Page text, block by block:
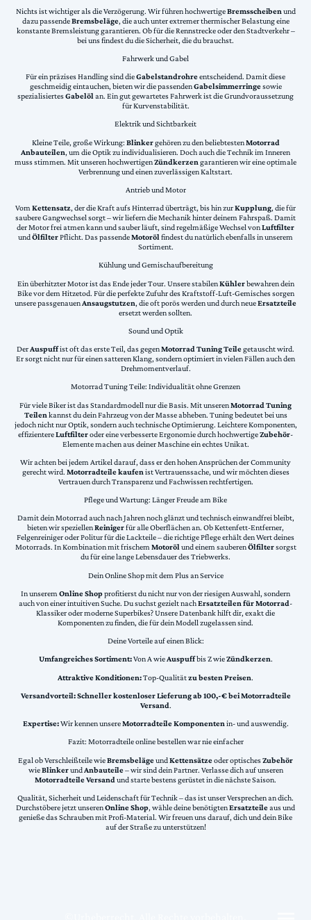
Nichts ist wichtiger als die Verzögerung. Wir führen hochwertigeBremsscheiben und
dazu passendeBremsbeläge, die auch unter extremer thermischer Belastung eine
konstante Bremsleistung garantieren. Ob für die Rennstrecke oder den Stadtverkehr –
bei uns findest du die Sicherheit, die du brauchst.
Fahrwerk und Gabel
Für ein präzises Handling sind dieGabelstandrohreentscheidend. Damit diese
geschmeidig eintauchen, bieten wir die passendenGabelsimmerringesowie
spezialisiertesGabelölan. Ein gut gewartetes Fahrwerk ist die Grundvoraussetzung
für Kurvenstabilität.
Elektrik und Sichtbarkeit
Kleine Teile, große Wirkung: Blinkergehören zu den beliebtestenMotorrad
Anbauteilen, um die Optik zu individualisieren. Doch auch die Technik im Inneren
muss stimmen. Mit unseren hochwertigenZündkerzen garantieren wir eine optimale
Verbrennung und einen zuverlässigen Kaltstart.
Antrieb und Motor
VomKettensatz, der die Kraft aufs Hinterrad überträgt, bis hin zurKupplung, die für
saubere Gangwechsel sorgt – wir liefern die Mechanik hinter deinem Fahrspaß. Damit
der Motor frei atmen kann und sauber läuft, sind regelmäßige Wechsel vonLuftfilter
undÖlfilterPflicht. Das passendeMotorölfindest du natürlich ebenfalls in unserem
Sortiment.
Kühlung und Gemischaufbereitung
Ein überhitzter Motor ist das Ende jeder Tour. Unsere stabilenKühlerbewahren dein
Bike vor dem Hitzetod. Für die perfekte Zufuhr des Kraftstoff-Luft-Gemisches sorgen
unsere passgenauenAnsaugstutzen, die oft porös werden und durch neueErsatzteile
ersetzt werden sollten.
Sound und Optik
DerAuspuffist oft das erste Teil, das gegenMotorrad Tuning Teilegetauscht wird.
Er sorgt nicht nur für einen satteren Klang, sondern optimiert in vielen Fällen auch den
Drehmomentverlauf.
Motorrad Tuning Teile: Individualität ohne Grenzen
Für viele Biker ist das Standardmodell nur die Basis. Mit unserenMotorrad Tuning
Teilen kannst du dein Fahrzeug von der Masse abheben. Tuning bedeutet bei uns
jedoch nicht nur Optik, sondern auch technische Optimierung. Leichtere Komponenten,
effizientereLuftfilteroder eine verbesserte Ergonomie durch hochwertigeZubehör-
Elemente machen aus deiner Maschine ein echtes Unikat.
Wir achten bei jedem Artikel darauf, dass er den hohen Ansprüchen der Community
gerecht wird. Motorradteile kaufen ist Vertrauenssache, und wir möchten dieses
Vertrauen durch Transparenz und Fachwissen rechtfertigen.
Pflege und Wartung: Länger Freude am Bike
Damit dein Motorrad auch nach Jahren noch glänzt und technisch einwandfrei bleibt,
bieten wir speziellenReinigerfür alle Oberflächen an. Ob Kettenfett-Entferner,
Felgenreiniger oder Politur für die Lackteile – die richtige Pflege erhält den Wert deines
Motorrads. In Kombination mit frischemMotorölund einem sauberenÖlfiltersorgst
du für eine lange Lebensdauer des Triebwerks.
Dein Online Shop mit dem Plus an Service
In unserem Online Shopprofitierst du nicht nur von der riesigen Auswahl, sondern
auch von einer intuitiven Suche. Du suchst gezielt nachErsatzteilen für Motorrad-
Klassiker oder moderne Superbikes? Unsere Datenbank hilft dir, exakt die
Komponenten zu finden, die für dein Modell zugelassen sind.
Deine Vorteile auf einen Blick:
Umfangreiches Sortiment:Von A wieAuspuffbis Z wieZündkerzen.
Attraktive Konditionen:Top-Qualitätzu besten Preisen.
Versandvorteil:Schneller kostenloser Lieferung ab 100,-€ bei Motorradteile
Versand.
Expertise:Wir kennen unsereMotorradteile Komponentenin- und auswendig.
Fazit: Motorradteile online bestellen war nie einfacher
Egal ob Verschleißteile wieBremsbelägeundKettensätzeoder optischesZubehör
wieBlinkerundAnbauteile– wir sind dein Partner. Verlasse dich auf unseren
Motorradteile Versand und starte bestens gerüstet in die nächste Saison.
Qualität, Sicherheit und Leidenschaft für Technik – das ist unser Versprechen an dich.
Durchstöbere jetzt unserenOnline Shop, wähle deine benötigtenErsatzteileaus und
genieße das Schrauben mit Profi-Material. Wir freuen uns darauf, dich und dein Bike
auf der Straße zu unterstützen!